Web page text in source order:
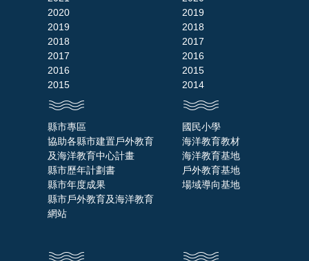
2020
2019
2018
2017
2016
2015
2019
2018
2017
2016
2015
2014
縣市專區
協助各縣市建置戶外教育
及海洋教育中心計畫
縣市歷年計劃書
縣市年度成果
縣市戶外教育及海洋教育
網站
國民小學
海洋教育教材
海洋教育基地
戶外教育基地
場域導向基地